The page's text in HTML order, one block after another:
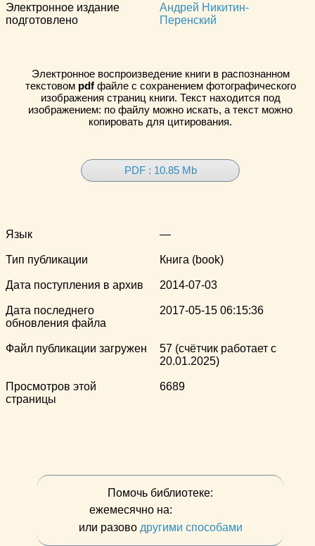
Электронное издание
подготовлено
Андрей Никитин-
Перенский
Электронное воспроизведение книги в распознанном
текстовом pdfфайле с сохранением фотографического
изображения страниц книги. Текст находится под
изображением: по файлу можно искать, а текст можно
копировать для цитирования.
PDF : 10.85 Mb
Язык —
Тип публикации Книга (book)
Дата поступления в архив 2014-07-03
Дата последнего
обновления файла
2017-05-15 06:15:36
Файл публикации загружен
57 (счётчик работает с
20.01.2025)
Просмотров этой
страницы
6689
Помочь библиотеке:
ежемесячно на:
или разово другими способами